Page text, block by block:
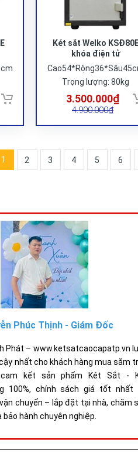
Két sắt Welko
khóa điện tử
Trọng lượng: 80kg
3.500.000₫
4.900.000₫
1 2 3 4 5 6
Phúc Thịnh - Giám Đốc
Phát – www.ketsatcaocapatp.vn
nhất cho khách hàng mua sắm
cam kết sản phẩm Két Sắt -
100%, chính sách giá tốt nhất
chuyển – lắp đặt tại nhà, chăm
bảo hành chuyên nghiệp.